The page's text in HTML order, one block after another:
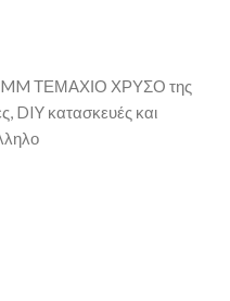
ΤΕΜΑΧΙΟ ΧΡΥΣΟ της
DIY κατασκευές και